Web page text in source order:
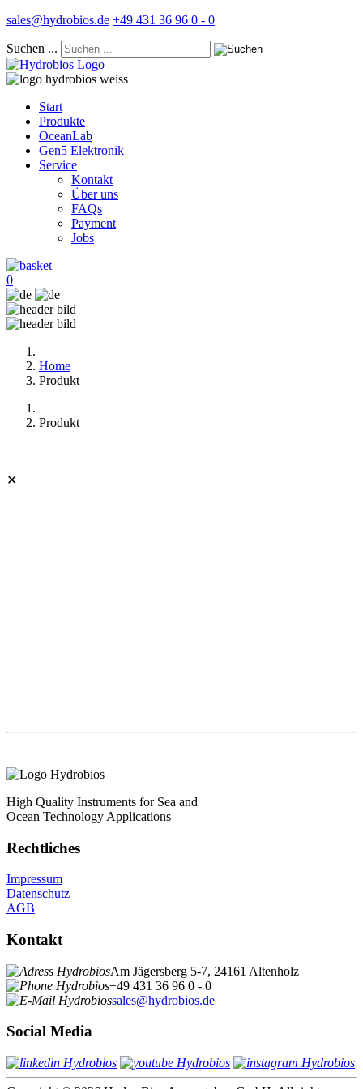
sales@hydrobios.de +49 431 36 96 0 - 0
Suchen ...
Start
Produkte
OceanLab
Gen5 Elektronik
Service
Kontakt
Über uns
FAQs
Payment
Jobs
0
Home
Produkt
Produkt
✕
High Quality Instruments for Sea and
Ocean Technology Applications
Rechtliches
Impressum
Datenschutz
AGB
Kontakt
Am Jägersberg 5-7, 24161 Altenholz
+49 431 36 96 0 - 0
sales@hydrobios.de
Social Media